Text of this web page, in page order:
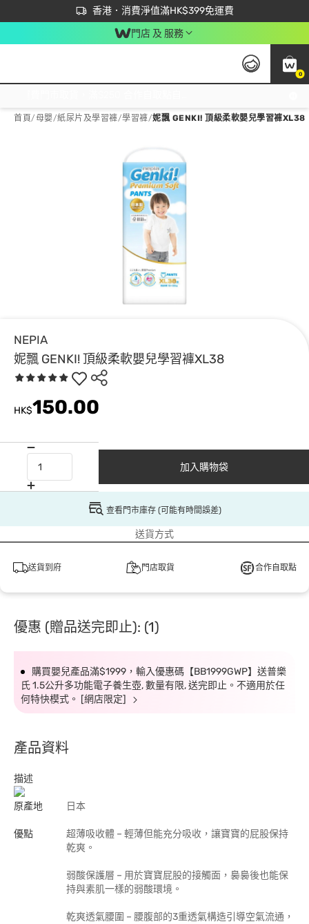
香港．消費淨值滿HK$399免運費
立即成為易賞錢會員盡享獨家優惠
首次APP下單買滿$450 輸入 NEWAPP 即減$50
門店 及 服務
0
首頁/母嬰/紙尿片及學習褲/學習褲/妮飄 GENKI! 頂級柔軟嬰兒學習褲XL38
NEPIA
妮飄 GENKI! 頂級柔軟嬰兒學習褲XL38
HK$150.00
加入購物袋
查看門市庫存 (可能有時間誤差)
送貨方式
送貨到府 門店取貨 合作自取點
優惠 (贈品送完即止): (1)
購買嬰兒產品滿$1999，輸入優惠碼【BB1999GWP】送普樂
氏 1.5公升多功能電子養生壺, 數量有限, 送完即止。不適用於任
何特快模式。 [網店限定]
產品資料
描述
原產地 日本
優點
超薄吸收體 – 輕薄但能充分吸收，讓寶寶的屁股保持
乾爽。
弱酸保護層 – 用於寶寶屁股的接觸面，裊裊後也能保
持與素肌一樣的弱酸環境。
乾爽透氣腰圍 – 腰腹部的3重透氣構造引導空氣流通，